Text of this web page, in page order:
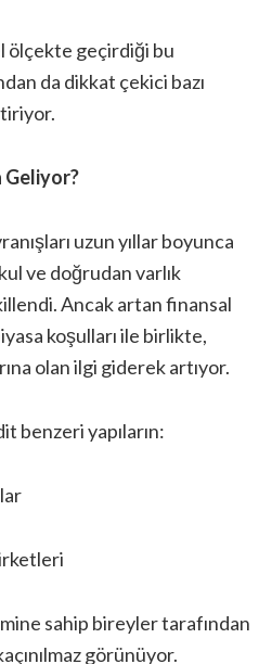
ölçekte geçirdiği bu
da dikkat çekici bazı
Geliyor?
uzun yıllar boyunca
ve doğrudan varlık
Ancak artan finansal
koşulları ile birlikte,
olan ilgi giderek artıyor.
benzeri yapıların:
sahip bireyler tarafından
görünüyor.